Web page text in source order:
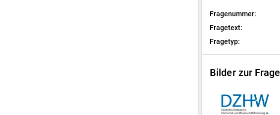
Fragenummer:
Fragetext:
Fragetyp:
Bilder zur Frage